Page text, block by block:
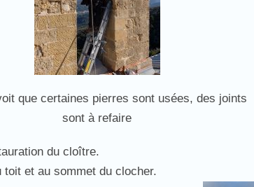
que certaines pierres sont usées, des joints
sont à refaire
du cloître.
toit et au sommet du clocher.